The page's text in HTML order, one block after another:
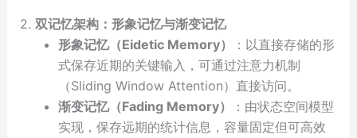
2. 双记忆架构：形象记忆与渐变记忆
形象记忆（Eidetic Memory）
：以直接存储的形
式保存近期的关键输入，可通过注意力机制
（Sliding Window Attention）直接访问。
渐变记忆（Fading Memory）
：由状态空间模型
实现，保存远期的统计信息，容量固定但可高效